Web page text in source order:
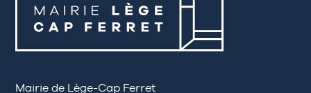
Mairie de Lège-Cap Ferret